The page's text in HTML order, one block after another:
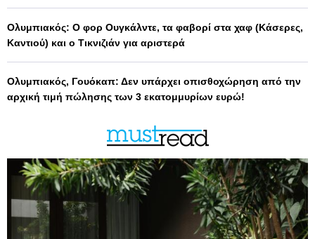
Ολυμπιακός: Ο φορ Ουγκάλντε, τα φαβορί στα χαφ (Κάσερες,
Καντιού) και ο Τικνιζιάν για αριστερά
Ολυμπιακός, Γουόκαπ: Δεν υπάρχει οπισθοχώρηση από την
αρχική τιμή πώλησης των 3 εκατομμυρίων ευρώ!